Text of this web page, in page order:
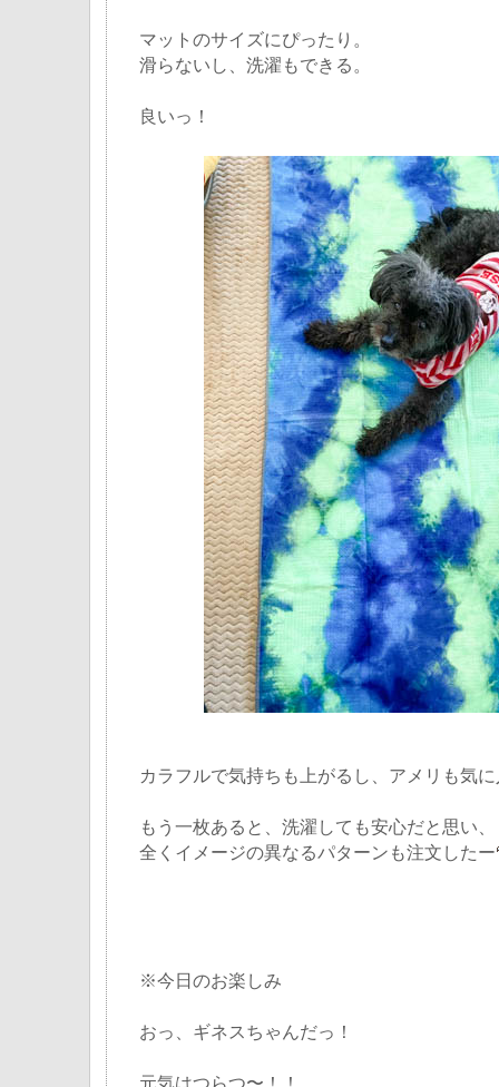
マットのサイズにぴったり。
滑らないし、洗濯もできる。
良いっ！
カラフルで気持ちも上がるし、アメリも気
もう一枚あると、洗濯しても安心だと思い、
全くイメージの異なるパターンも注文したー
※今日のお楽しみ
おっ、ギネスちゃんだっ！